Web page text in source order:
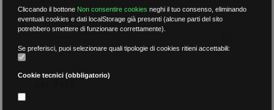
per data
Cliccando il bottone Non consentire cookies neghi il tuo consenso, eliminando
eventuali cookies e dati localStorage già presenti (alcune parti del sito
potrebbero smettere di funzionare correttamente).
Se preferisci, puoi selezionare quali tipologie di cookies ritieni accettabili:
Cookie tecnici (obbligatorio)